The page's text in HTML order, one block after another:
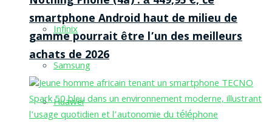
Infinix
Samsung
Huawei
smartphone Android haut de milieu de
gamme pourrait être l’un des meilleurs
achats de 2026